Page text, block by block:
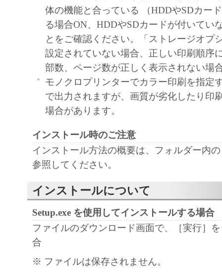
Designated Computer to use the Software,
assure that all such users shall abide by the
Agreement and shall be subject to restrictions
borne by you hereunder.
You may make one copy of the Software
purpose.
2. RESTRICTIONS
You shall not use the Software except as
loan, convey or transfer to any third party the
not alter, translate or convert to another
modify, disassemble, decompile or otherwise
3. COPYRIGHT NOTICE
You shall not modify, remove or delete any
Canon or its licensors contained in the
copy thereof.
4. OWNERSHIP
Canon and its licensors retain in all respects the
体の機能と合っている （HDDやSDカー
る場合ON、HDDやSDカードが付いてい
とをご確認ください。「ストレージオプ
設定されていない場合、正しい印刷順序
部数、ページ数が正しく表示されない場
モノクロプリンターでカラー印刷を指定
で出力されますが、画質が劣化したり印
場合があります。
インストール時のご注意
インストール方法の概要は、フォルダー内の
参照してください。
インストールについて
Setup.exe を使用してインストールする場合
ファイルのダウンロード画面で、［実行］
合
※ ファイルは保存されません。